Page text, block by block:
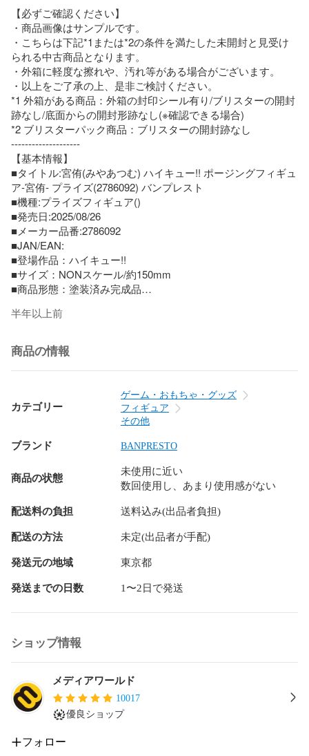
【必ずご確認ください】
・商品画像はサンプルです。
・こちらは下記*1または*2の条件を満たした未開封と見受け
られる中古商品となります。
・外箱に軽度な擦れや、汚れ等がある場合がございます。
・以上をご了承の上、是非ご検討ください。
*1 外箱がある商品：外箱の封印シール有り/ブリスターの開封
跡なし/底面からの開封形跡なし(※確認できる場合)
*2 ブリスターパック商品：ブリスターの開封跡なし
--------------------
【基本情報】
■タイトル:宮侑(みやあつむ) ハイキュー!! ポージングフィギュ
ア-宮侑- プライズ(2786092) バンプレスト
■機種:プライズフィギュア()
■発売日:2025/08/26
■メーカー品番:2786092
■JAN/EAN:
■登場作品：ハイキュー!!
■サイズ：NONスケール/約150mm
■商品形態：塗装済み完成品
■メーカー：バンプレスト
【商品説明】
アニメ「ハイキュー!!」より躍動感あふれる宮侑のポージング
フィギュアが登場!
■権利表記：&copy;古舘春一/集英社・「ハイキュー!!」製作委
半年以上前
商品の情報
カテゴリー
ゲーム・おもちゃ・グッズ
フィギュア
その他
ブランド BANPRESTO
商品の状態
未使用に近い
数回使用し、あまり使用感がない
配送料の負担 送料込み(出品者負担)
配送の方法 未定(出品者が手配)
発送元の地域 東京都
発送までの日数 1〜2日で発送
ショップ情報
メディアワールド
10017
優良ショップ
フォロー